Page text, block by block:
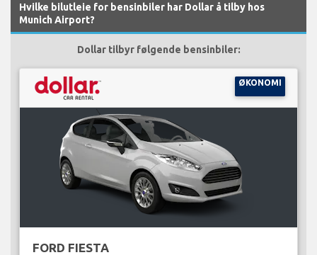
Hvilke bilutleie for bensinbiler har Dollar å tilby hos
Munich Airport?
Dollar tilbyr følgende bensinbiler:
ØKONOMI
FORD FIESTA